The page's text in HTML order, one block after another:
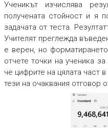
Ученикът изчислява
получената стойност и я
задачата от теста.
Учителят преглежда
е верен, но
отчете точки на ученика
че цифрите на цялата част
тези на очаквания отговор